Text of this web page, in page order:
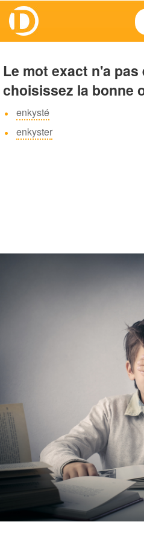
Le mot exact n'a pas
choisissez la bonne
enkysté
enkyster